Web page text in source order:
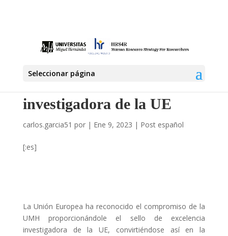
Seleccionar página
La UMH abre nuevas vías
investigadora de la UE
carlos.garcia51 por | Ene 9, 2023 | Post español
[:es]
La Unión Europea ha reconocido el compromiso de la
UMH proporcionándole el sello de excelencia
investigadora de la UE, convirtiéndose así en la